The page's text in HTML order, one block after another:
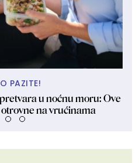
PAZITE!
u noćnu moru: Ove
na vrućinama